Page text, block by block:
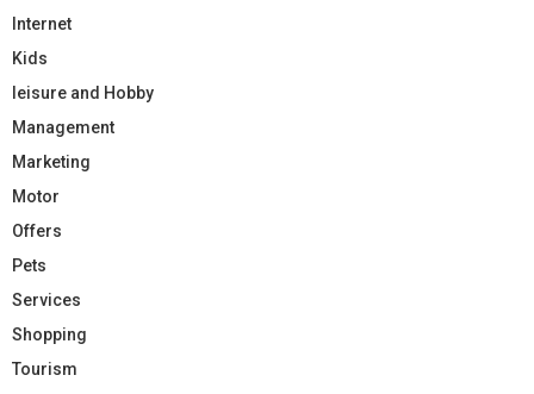
Internet
Kids
leisure and Hobby
Management
Marketing
Motor
Offers
Pets
Services
Shopping
Tourism